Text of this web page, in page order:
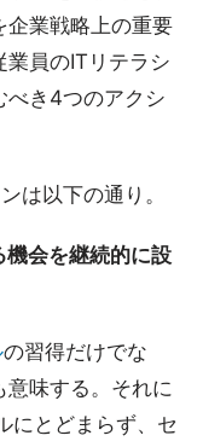
企業戦略上の重要
員のITリテラシ
べき4つのアクシ
は以下の通り。
会を継続的に設
の習得だけでな
意味する。それに
にとどまらず、セ